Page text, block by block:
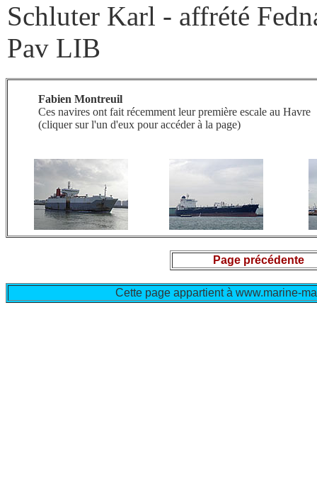
Schluter Karl - affrété
Pav LIB
Fabien Montreuil
Ces navires ont fait récemment leur première escale au Havre
(cliquer sur l'un d'eux pour accéder à la page)
Page précédente
Cette page appartient à www.marine-